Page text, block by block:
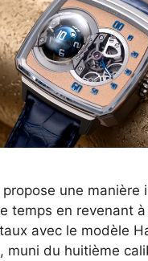
une manière
temps en revenant
avec le modèle
muni du huitième